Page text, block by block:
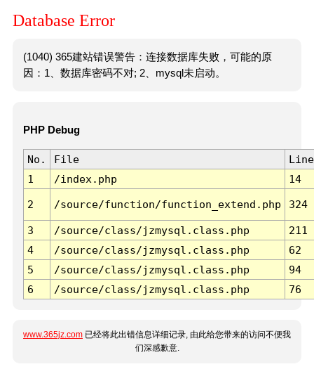
Database Error
(1040) 365建站错误警告：连接数据库失败，可能的原
因：1、数据库密码不对; 2、mysql未启动。
PHP Debug
No. File
Line
1
/index.php 14
2 /source/function/function_extend.php 324
3 /source/class/jzmysql.class.php
211
4
/source/class/jzmysql.class.php
62
5
/source/class/jzmysql.class.php
94
6
/source/class/jzmysql.class.php 76
www.365jz.com 已经将此出错信息详细记录, 由此给您带来的访问不便我
们深感歉意.